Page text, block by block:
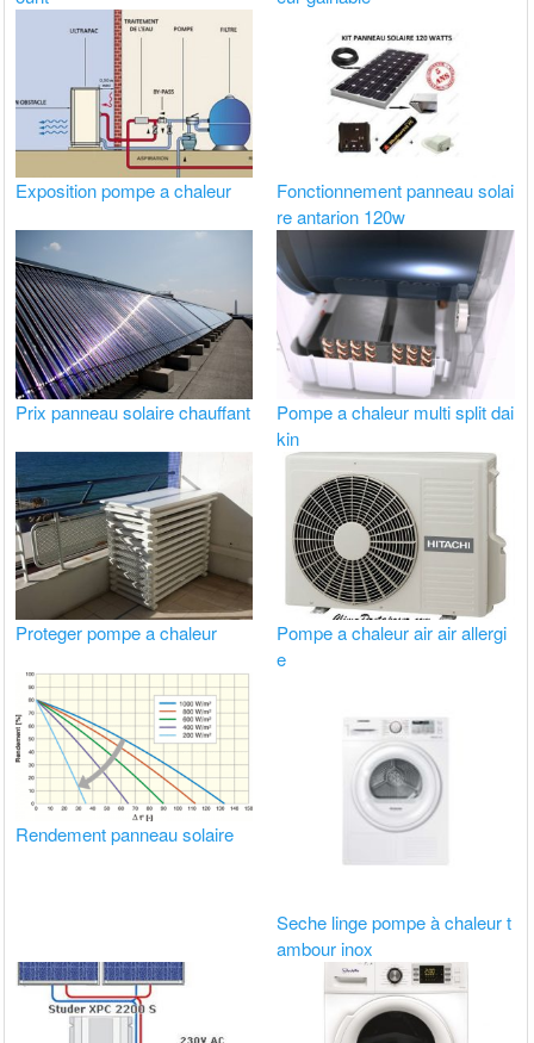
Exposition pompe a chaleur
Fonctionnement panneau solai
re antarion 120w
Prix panneau solaire chauffant
Pompe a chaleur multi split dai
kin
Proteger pompe a chaleur
Pompe a chaleur air air allergi
e
Rendement panneau solaire
Seche linge pompe à chaleur t
ambour inox